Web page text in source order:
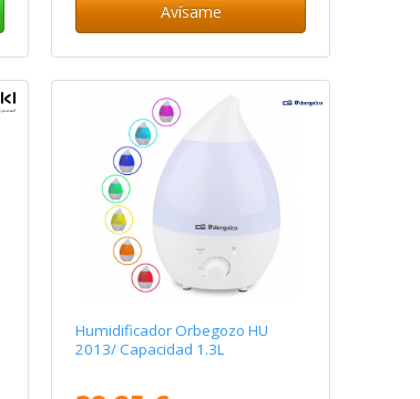
Avísame
Humidificador Orbegozo HU
2013/ Capacidad 1.3L